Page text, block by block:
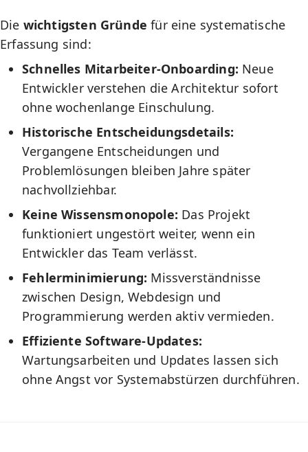
Die wichtigsten Gründe für eine systematische
Erfassung sind:
Schnelles Mitarbeiter-Onboarding: Neue
Entwickler verstehen die Architektur sofort
ohne wochenlange Einschulung.
Historische Entscheidungsdetails:
Vergangene Entscheidungen und
Problemlösungen bleiben Jahre später
nachvollziehbar.
Keine Wissensmonopole: Das Projekt
funktioniert ungestört weiter, wenn ein
Entwickler das Team verlässt.
Fehlerminimierung: Missverständnisse
zwischen Design, Webdesign und
Programmierung werden aktiv vermieden.
Effiziente Software-Updates:
Wartungsarbeiten und Updates lassen sich
ohne Angst vor Systemabstürzen durchführen.